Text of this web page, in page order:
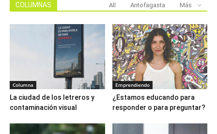
COLUMNAS All Antofagasta Más
Columna
La ciudad de los letreros y
contaminación visual
Emprendiendo
¿Estamos educando para
responder o para preguntar?